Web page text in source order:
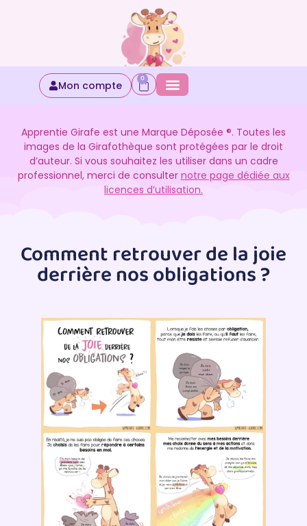
Mon compte
0
Apprentie Girafe est une Marque Déposée ®. Toutes les
images de la Girafothèque sont protégées par le droit
d’auteur. Si vous souhaitez les utiliser dans un cadre
professionnel, merci de consulter notre page dédiée aux
licences d’utilisation.
Comment retrouver de la joie
derrière nos obligations ?